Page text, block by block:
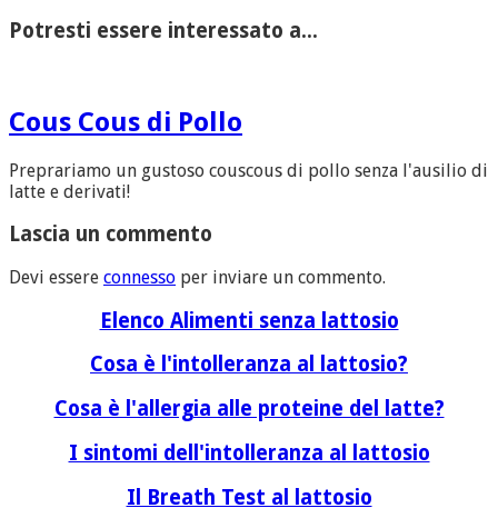
Potresti essere interessato a...
Cous Cous di Pollo
Preprariamo un gustoso couscous di pollo senza l'ausilio di
latte e derivati!
Lascia un commento
Devi essere connesso per inviare un commento.
Elenco Alimenti senza lattosio
Cosa è l'intolleranza al lattosio?
Cosa è l'allergia alle proteine del latte?
I sintomi dell'intolleranza al lattosio
Il Breath Test al lattosio